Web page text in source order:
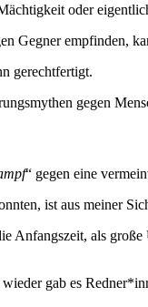
oder
Gegner empfinden,
gerechtfertigt.
gegen
“ gegen eine
ist aus meiner
als
gab es